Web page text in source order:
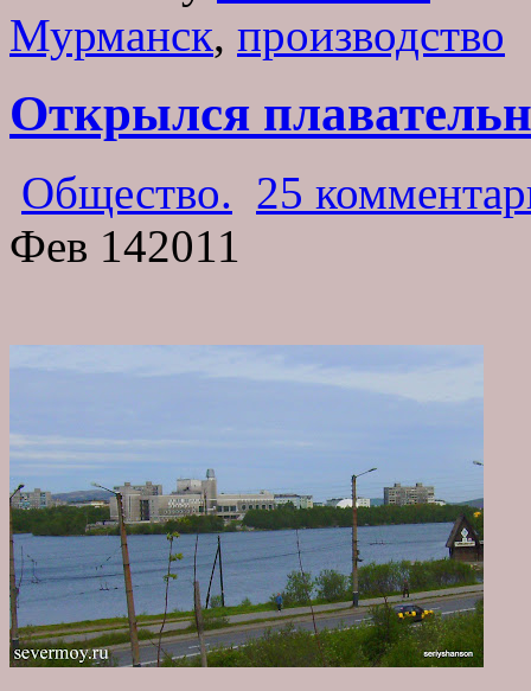
Мурманск, производство
Открылся
Общество. 25
Фев 142011